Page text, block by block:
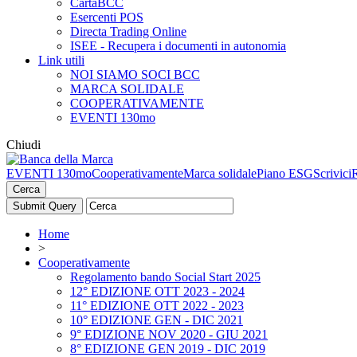
CartaBCC
Esercenti POS
Directa Trading Online
ISEE - Recupera i documenti in autonomia
Link utili
NOI SIAMO SOCI BCC
MARCA SOLIDALE
COOPERATIVAMENTE
EVENTI 130mo
Chiudi
EVENTI 130moCooperativamenteMarca solidalePiano ESGScrivici
Cerca
Home
>
Cooperativamente
Regolamento bando Social Start 2025
12° EDIZIONE OTT 2023 - 2024
11° EDIZIONE OTT 2022 - 2023
10° EDIZIONE GEN - DIC 2021
9° EDIZIONE NOV 2020 - GIU 2021
8° EDIZIONE GEN 2019 - DIC 2019